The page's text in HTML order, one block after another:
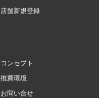
店舗新規登録
コンセプト
推薦環境
お問い合せ